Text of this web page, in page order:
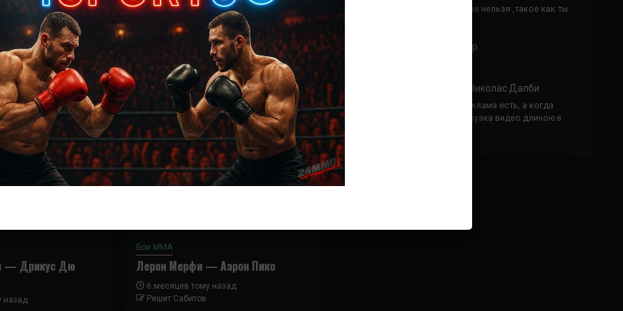
Далее
Майкл Биспинг – Денис Кэнг
— Дрикус Дю
назад
Бои ММА
Лерон Мерфи — Аарон Пико
6 месяцев тому назад
Решит Сабитов
Кусок говна ты, существом даже нельзя ,такое как ты
Конор МакГрегор
Рэнди Браун — Николас Далби
не запускается ни один бой, реклама есть, а когда
заканчивается начинается загрузка видео длиною в
жизнь. Исправьте пожалуйста